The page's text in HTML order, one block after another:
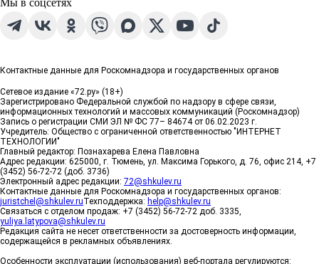
Мы в соцсетях
Контактные данные для Роскомнадзора и государственных органов
Сетевое издание «72.ру» (18+)
Зарегистрировано Федеральной службой по надзору в сфере связи,
информационных технологий и массовых коммуникаций (Роскомнадзор)
Запись о регистрации СМИ ЭЛ № ФС 77– 84674 от 06.02.2023 г.
Учредитель: Общество с ограниченной ответственностью "ИНТЕРНЕТ
ТЕХНОЛОГИИ"
Главный редактор: Познахарева Елена Павловна
Адрес редакции: 625000, г. Тюмень, ул. Максима Горького, д. 76, офис 214, +7
(3452) 56-72-72 (доб. 3736)
Электронный адрес редакции: 72@shkulev.ru
Контактные данные для Роскомнадзора и государственных органов:
juristchel@shkulev.ruТехподдержка: help@shkulev.ru
Связаться с отделом продаж: +7 (3452) 56-72-72 доб. 3335,
yuliya.latypova@shkulev.ru
Редакция сайта не несет ответственности за достоверность информации,
содержащейся в рекламных объявлениях.
Особенности эксплуатации (использования) веб-портала регулируются: